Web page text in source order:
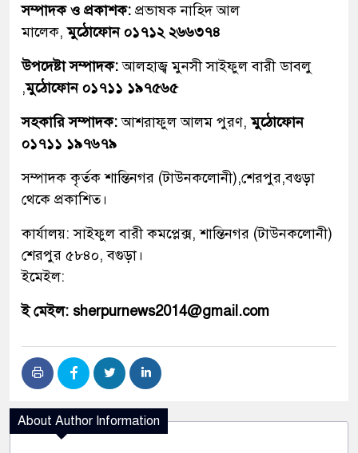
সম্পাদক ও প্রকাশক: প্রভাষক নাহিদ আল
মালেক,মুঠোফোন ০১৭১২ ২৬৬৩৭৪
উপদেষ্টা সম্পাদক:আলহাজ্ব মুনসী সাইফুল বারী ডাবলু
,মুঠোফোন ০১৭১১ ১৯৭৫৬৫
সহকারি সম্পাদক:আশরাফুল আলম পুরণ,মুঠোফোন
০১৭১১ ১৯৭৬৭৯
সম্পাদক কৃর্তক শান্তিনগর (টাউনকলোনী),শেরপুর,বগুড়া
থেকে প্রকাশিত।
কার্যালয়: সাইফুল বারী কমপ্লেক্স, শান্তিনগর (টাউনকলোনী)
শেরপুর ৫৮৪০, বগুড়া।
ইমেইল:
ই মেইল: sherpurnews2014@gmail.com
About Author Information